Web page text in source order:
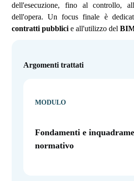
dell'esecuzione, fino al controllo,
dell'opera. Un focus finale è
contratti pubblici e all'utilizzo del
Argomenti trattati
MODULO
Fondamenti e
normativo